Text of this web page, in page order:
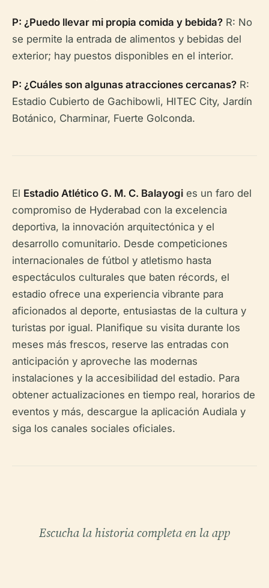
P: ¿Puedo llevar mi propia comida y bebida? R: No
se permite la entrada de alimentos y bebidas del
exterior; hay puestos disponibles en el interior.
P: ¿Cuáles son algunas atracciones cercanas? R:
Estadio Cubierto de Gachibowli, HITEC City, Jardín
Botánico, Charminar, Fuerte Golconda.
El Estadio Atlético G. M. C. Balayogi es un faro del
compromiso de Hyderabad con la excelencia
deportiva, la innovación arquitectónica y el
desarrollo comunitario. Desde competiciones
internacionales de fútbol y atletismo hasta
espectáculos culturales que baten récords, el
estadio ofrece una experiencia vibrante para
aficionados al deporte, entusiastas de la cultura y
turistas por igual. Planifique su visita durante los
meses más frescos, reserve las entradas con
anticipación y aproveche las modernas
instalaciones y la accesibilidad del estadio. Para
obtener actualizaciones en tiempo real, horarios de
eventos y más, descargue la aplicación Audiala y
siga los canales sociales oficiales.
Escucha la historia completa en la app